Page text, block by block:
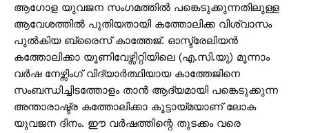
ആഗോള യുവജന സംഗമത്തില്‍ പങ്കെടുക്കുന്നതിലുള്ള
ആവേശത്തില്‍ പുതിയതായി കത്തോലിക്ക വിശ്വാസം
പുല്‍കിയ ബ്രൈസ് കാത്തേജ്. ഓസ്ട്രേലിയന്‍
കത്തോലിക്കാ യൂണിവേഴ്സിറ്റിയിലെ (എ.സി.യു) മൂന്നാം
വര്‍ഷ നേഴ്സിംഗ് വിദ്യാര്‍ത്ഥിയായ കാത്തേജിനെ
സംബന്ധിച്ചിടത്തോളം താന്‍ ആദ്യമായി പങ്കെടുക്കുന്ന
അന്താരാഷ്ട്ര കത്തോലിക്കാ കൂട്ടായ്മയാണ് ലോക
യുവജന ദിനം. ഈ വര്‍ഷത്തിന്റെ തുടക്കം വരെ